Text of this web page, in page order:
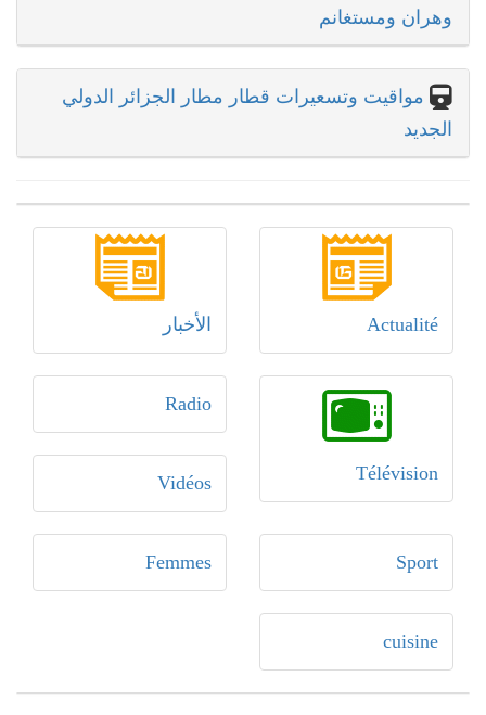
وهران ومستغانم
مواقيت وتسعيرات قطار مطار الجزائر الدولي
الجديد
Actualité الأخبار
Télévision
Radio
Vidéos
Sport
Femmes
cuisine